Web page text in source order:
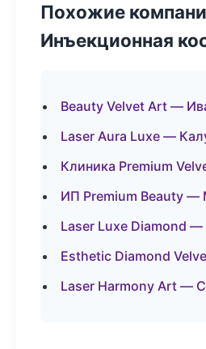
Похожие
Инъекционная
Beauty Velvet Art —
Laser Aura Luxe —
Клиника Premium
ИП Premium Beauty —
Laser Luxe Diamond —
Esthetic Diamond
Laser Harmony Art —